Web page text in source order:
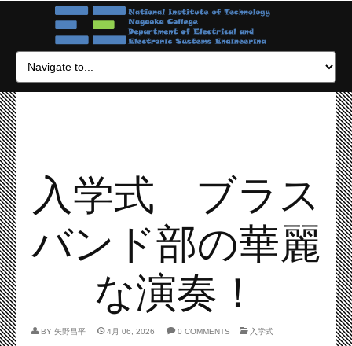
入学式 ブラス
バンド部の華麗
な演奏！
BY 矢野昌平 4月 06, 2026 0 COMMENTS 入学式